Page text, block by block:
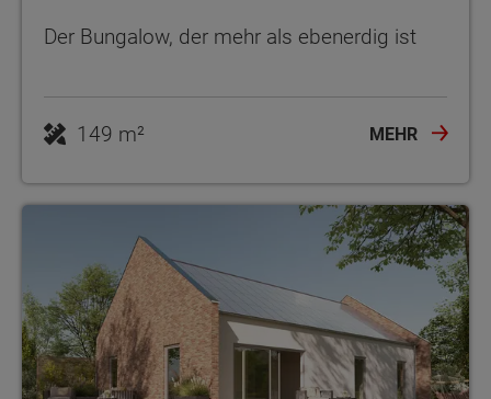
Der Bungalow, der mehr als ebenerdig ist
149 m² MEHR